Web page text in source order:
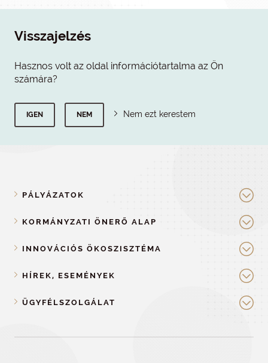
Visszajelzés
Hasznos volt az oldal információtartalma az Ön
számára?
IGEN NEM Nem ezt kerestem
PÁLYÁZATOK
KORMÁNYZATI ÖNERŐ ALAP
INNOVÁCIÓS ÖKOSZISZTÉMA
HÍREK, ESEMÉNYEK
ÜGYFÉLSZOLGÁLAT